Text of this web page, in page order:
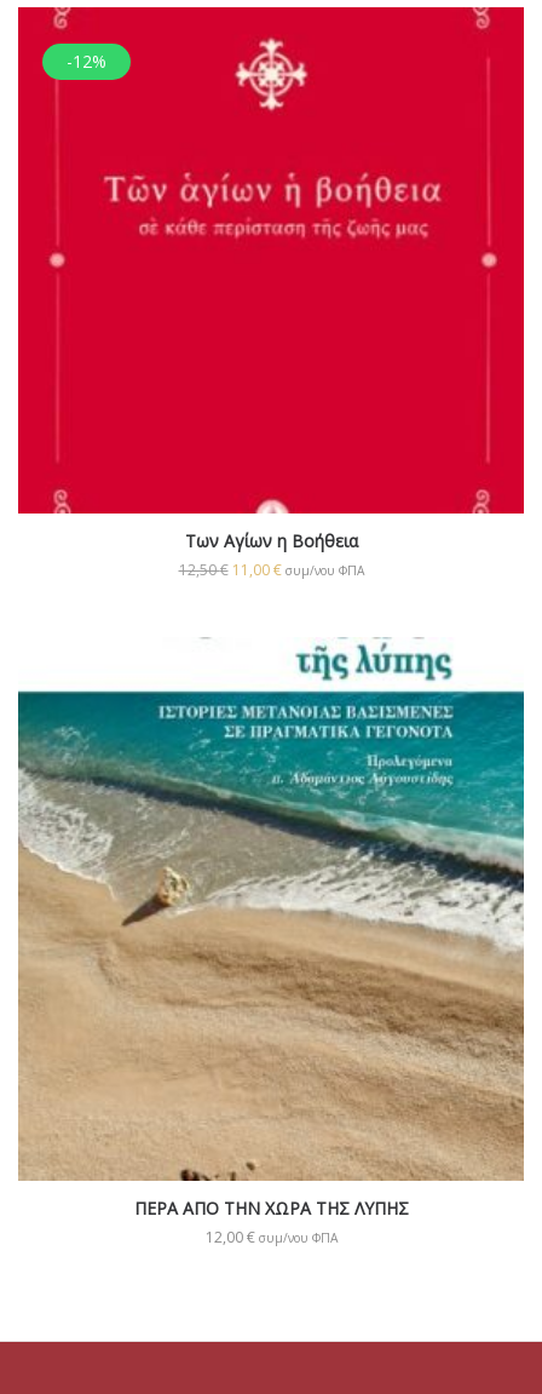
-12%
Των Αγίων η Βοήθεια
12,50€ 11,00€ συμ/νου ΦΠΑ
ΠΕΡΑ ΑΠΟ ΤΗΝ ΧΩΡΑ ΤΗΣ ΛΥΠΗΣ
12,00€ συμ/νου ΦΠΑ